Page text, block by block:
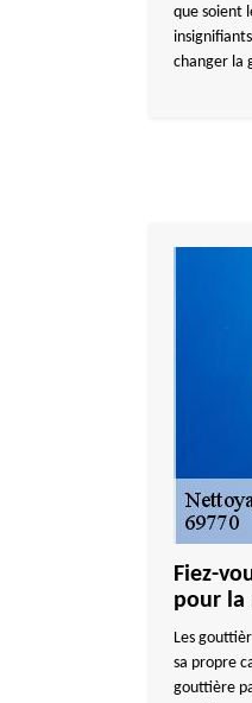
que soient
changer la
Fiez-
pour la
Les
sa propre
gouttière